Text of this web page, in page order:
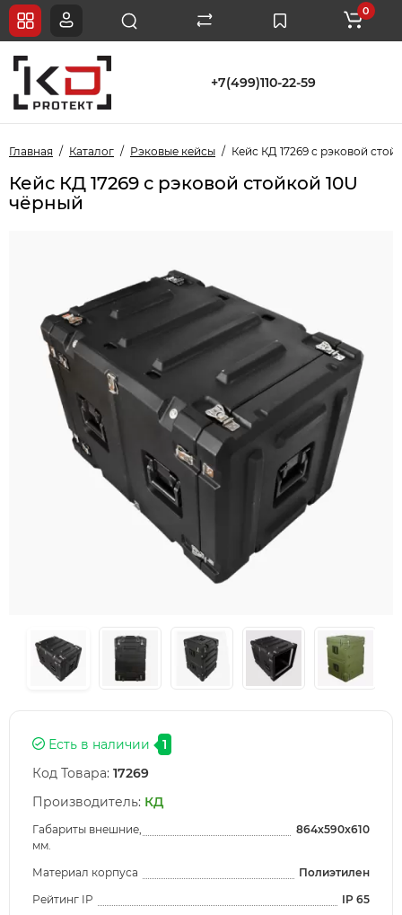
+7(499)110-22-59
0
Главная Каталог Рэковые кейсы Кейс КД 17269 с рэковой
Кейс КД 17269 с рэковой стойкой 10U
чёрный
Есть в наличии
1
Код Товара: 17269
Производитель: КД
Габариты внешние,
мм.
864x590x610
Материал корпуса
Полиэтилен
Рейтинг IP
IP 65